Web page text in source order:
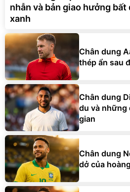
nhẫn và bản giao hưởng
xanh
Chân dung
thép ẩn sau
Chân dung
du và
gian
Chân dung
dở của